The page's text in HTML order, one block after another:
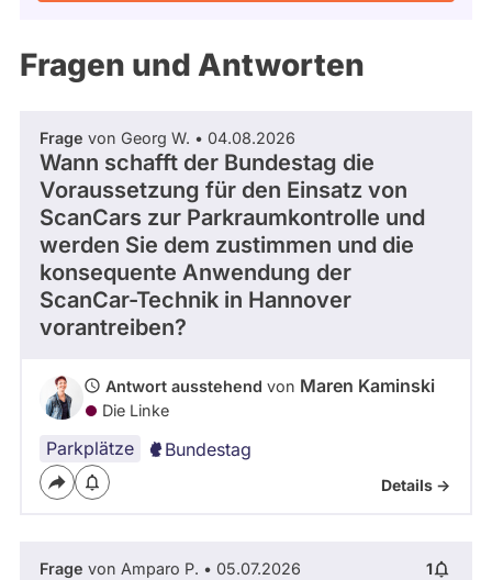
Mandaten
werden
Fragen und Antworten
Frage von Georg W. • 04.08.2026
Wann schafft der Bundestag die
Voraussetzung für den Einsatz von
ScanCars zur Parkraumkontrolle und
werden Sie dem zustimmen und die
konsequente Anwendung der
ScanCar-Technik in Hannover
vorantreiben?
Antwort ausstehend von Maren Kaminski
Die Linke
Parkplätze Bundestag
Details ->
Frage von Amparo P. • 05.07.2026 1